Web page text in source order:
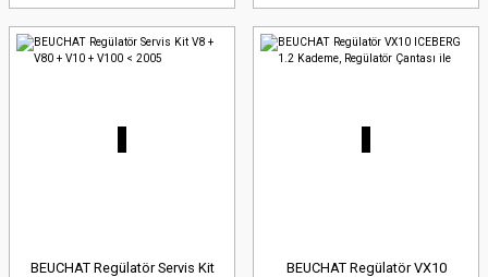
BEUCHAT Regülatör Servis Kit
BEUCHAT Regülatör VX10